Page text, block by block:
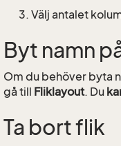
Välj antalet
Byt namn
Om du behöver byta
gå till Fliklayout. Du
Ta bort flik